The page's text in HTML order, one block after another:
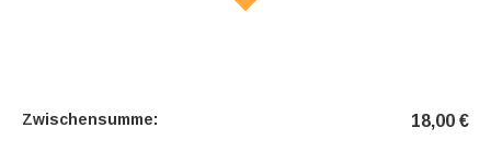
Zwischensumme: 18,00 €